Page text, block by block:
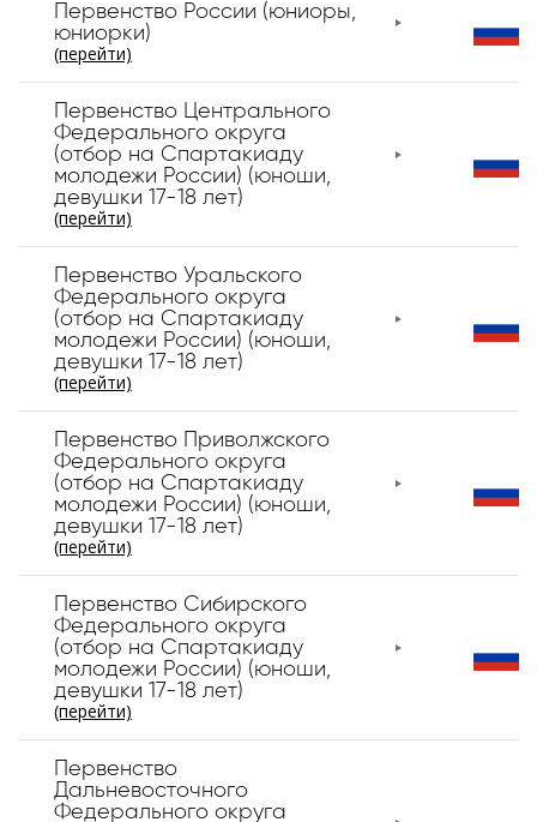
Первенство России (юниоры,
юниорки)
(перейти)
Первенство Центрального
Федерального округа
(отбор на Спартакиаду
молодежи России) (юноши,
девушки 17-18 лет)
(перейти)
Первенство Уральского
Федерального округа
(отбор на Спартакиаду
молодежи России) (юноши,
девушки 17-18 лет)
(перейти)
Первенство Приволжского
Федерального округа
(отбор на Спартакиаду
молодежи России) (юноши,
девушки 17-18 лет)
(перейти)
Первенство Сибирского
Федерального округа
(отбор на Спартакиаду
молодежи России) (юноши,
девушки 17-18 лет)
(перейти)
Первенство
Дальневосточного
Федерального округа